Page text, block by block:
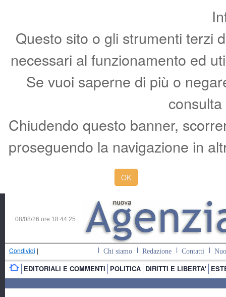
Questo sito o gli strumenti terzi
necessari al funzionamento ed
Se vuoi saperne di più o
Chiudendo questo banner,
proseguendo la navigazione in
OK
08/08/26 ore 18:44:26
Condividi | Chi siamo Redazione Contatti
EDITORIALI E COMMENTI POLITICA DIRITTI E LIBERTA'